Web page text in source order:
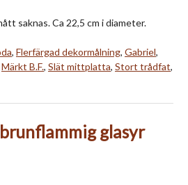
saknas. Ca 22,5 cm i diameter.
, Flerfärgad dekormålning, Gabriel,
Märkt B.F., Slät mittplatta, Stort trådfat,
glasyr